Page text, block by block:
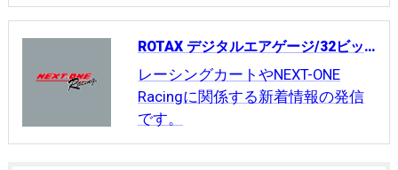
ROTAX デジタルエアゲージ/32ビット仕様 276103
レーシングカートやNEXT-ONE
Racingに関係する新着情報の発信
です。